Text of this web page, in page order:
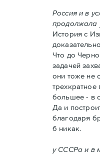
Россия и в
продолжала
История с
Что до
задачей
они тоже не
трехкратное
большее - в
Да и
благодаря
б никак.
у СССРа и в